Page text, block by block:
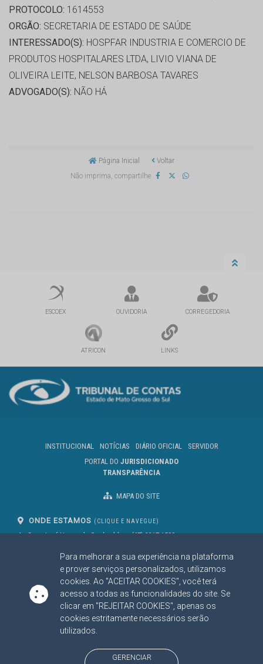
Para melhorar a sua experiência na plataforma
e prover serviços personalizados, utilizamos
cookies. Ao "ACEITAR COOKIES", você terá
acesso a todas as funcionalidades do site. Se
clicar em "REJEITAR COOKIES", apenas os
cookies estritamente necessários serão
utilizados.
GERENCIAR
PROTOCOLO: 1614553
ORGÃO: SECRETARIA DE ESTADO DE SAÚDE
INTERESSADO(S): HOSPFAR INDUSTRIA E COMERCIO DE
PRODUTOS HOSPITALARES LTDA, LIVIO VIANA DE
OLIVEIRA LEITE, NELSON BARBOSA TAVARES
ADVOGADO(S): NÃO HÁ
Página Inicial
Voltar
Não imprima, compartilhe
ESCOEX OUVIDORIA CORREGEDORIA
ATRICON LINKS
INSTITUCIONAL NOTÍCIAS DIÁRIO OFICIAL
SERVIDOR
PORTAL DO JURISDICIONADO
TRANSPARÊNCIA
MAPA DO SITE
ONDE ESTAMOS (CLIQUE E NAVEGUE)
Av. Des. José Nunes da Cunha, bloco
Campo Grande/MS
CEP: 79031-310
(67) 3317-1500
SIGA NOSSAS REDES SOCIAIS
Linked InYoutube
Facebook
X
BAIXE NOSSO APLICATIVO